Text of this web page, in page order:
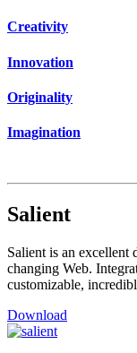
Creativity
Innovation
Originality
Imagination
Salient
Salient is an excellent
changing Web.
customizable,
Download